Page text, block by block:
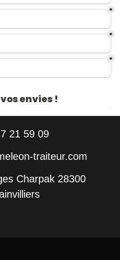
21 59 09
traiteur.com
Charpak 28300